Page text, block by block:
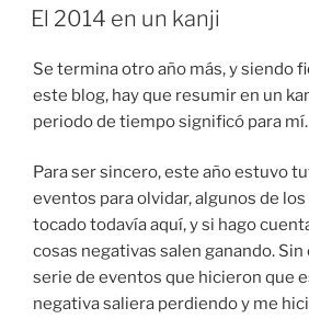
ON
El 2014 en un kanji
Se termina otro año más, y siendo
este blog, hay que resumir en un
periodo de tiempo significó para mí.
Para ser sincero, este año estuvo
eventos para olvidar, algunos de
tocado todavía aquí, y si hago
cosas negativas salen ganando.
serie de eventos que hicieron que
negativa saliera perdiendo y me